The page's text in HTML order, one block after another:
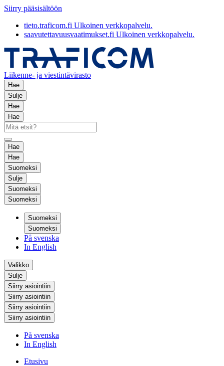
Siirry pääsisältöön
tieto.traficom.fi Ulkoinen verkkopalvelu.
saavutettavuusvaatimukset.fi Ulkoinen verkkopalvelu.
Liikenne- ja viestintävirasto
Hae
Sulje
Hae
Hae
Hae
Hae
Suomeksi
Sulje
Suomeksi
Suomeksi
Suomeksi
Suomeksi
På svenska
In English
Valikko
Sulje
Siirry asiointiin
Siirry asiointiin
Siirry asiointiin
Siirry asiointiin
På svenska
In English
Etusivu